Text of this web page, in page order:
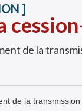
]
de la
de la